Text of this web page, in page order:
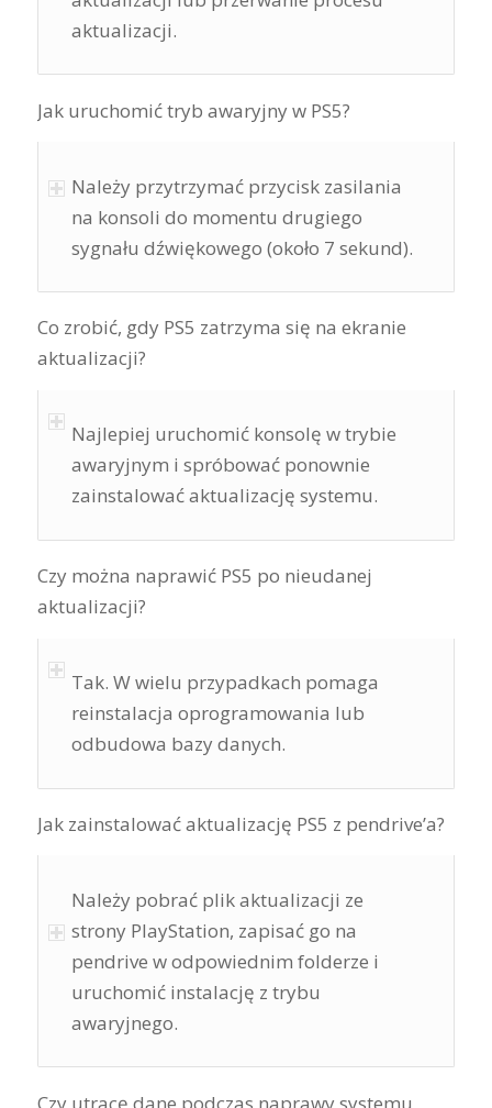
aktualizacji.
Jak uruchomić tryb awaryjny w PS5?
Należy przytrzymać przycisk zasilania
na konsoli do momentu drugiego
sygnału dźwiękowego (około 7 sekund).
Co zrobić, gdy PS5 zatrzyma się na ekranie
aktualizacji?
Najlepiej uruchomić konsolę w trybie
awaryjnym i spróbować ponownie
zainstalować aktualizację systemu.
Czy można naprawić PS5 po nieudanej
aktualizacji?
Tak. W wielu przypadkach pomaga
reinstalacja oprogramowania lub
odbudowa bazy danych.
Jak zainstalować aktualizację PS5 z pendrive’a?
Należy pobrać plik aktualizacji ze
strony PlayStation, zapisać go na
pendrive w odpowiednim folderze i
uruchomić instalację z trybu
awaryjnego.
Czy utracę dane podczas naprawy systemu